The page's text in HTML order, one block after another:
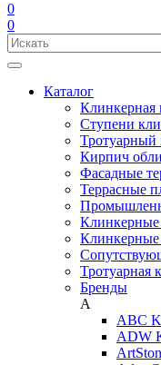
0
0
Каталог
Клинкерная
Ступени
Кирпич
Фасадные
Террасные
Клинкерные
Тротуарная
Бренды
A
ABC
ADW